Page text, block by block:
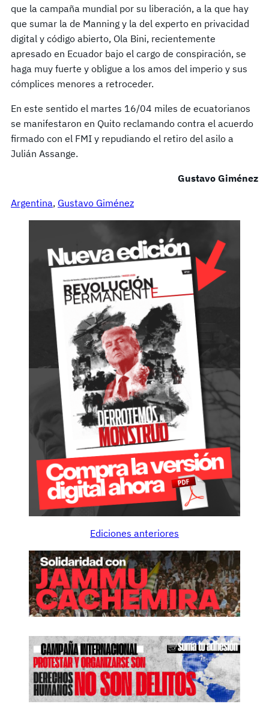
que la campaña mundial por su liberación, a la que hay
que sumar la de Manning y la del experto en privacidad
digital y código abierto, Ola Bini, recientemente
apresado en Ecuador bajo el cargo de conspiración, se
haga muy fuerte y obligue a los amos del imperio y sus
cómplices menores a retroceder.
En este sentido el martes 16/04 miles de ecuatorianos
se manifestaron en Quito reclamando contra el acuerdo
firmado con el FMI y repudiando el retiro del asilo a
Julián Assange.
Gustavo Giménez
Argentina, Gustavo Giménez
Ediciones anteriores